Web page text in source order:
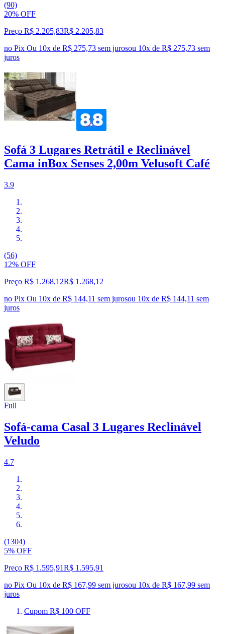
(90)
20% OFF
Preço R$ 2.205,83R$ 2.205,83
no Pix Ou 10x de R$ 275,73 sem jurosou 10x de R$ 275,73 sem
juros
Sofá 3 Lugares Retrátil e Reclinável
Cama inBox Senses 2,00m Velusoft Café
3.9
(56)
12% OFF
Preço R$ 1.268,12R$ 1.268,12
no Pix Ou 10x de R$ 144,11 sem jurosou 10x de R$ 144,11 sem
juros
Full
Sofá-cama Casal 3 Lugares Reclinável
Veludo
4.7
(1304)
5% OFF
Preço R$ 1.595,91R$ 1.595,91
no Pix Ou 10x de R$ 167,99 sem jurosou 10x de R$ 167,99 sem
juros
Cupom R$ 100 OFF